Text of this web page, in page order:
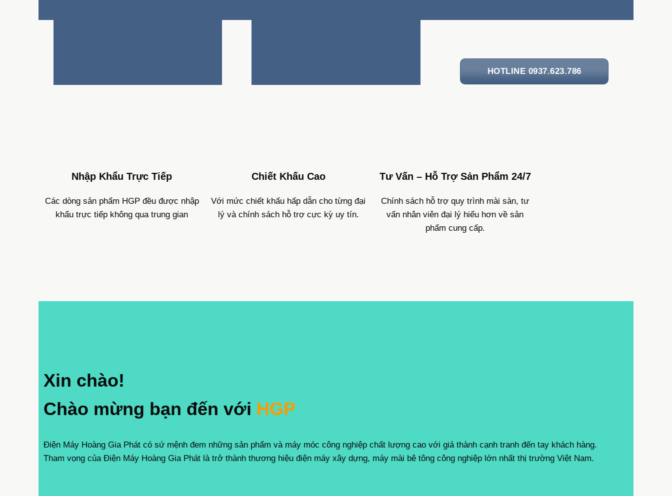
HOTLINE 0937.623.786
Nhập Khẩu Trực Tiếp
Các dòng sản phẩm HGP đều được nhập
khẩu trực tiếp không qua trung gian
Chiết Khấu Cao
Với mức chiết khấu hấp dẫn cho từng đại
lý và chính sách hỗ trợ cực kỳ uy tín.
Tư Vấn – Hỗ Trợ Sản Phẩm 24/7
Chính sách hỗ trợ quy trình mài sàn, tư
vấn nhân viên đại lý hiểu hơn về sản
phẩm cung cấp.
Xin chào!
Chào mừng bạn đến với HGP
Điện Máy Hoàng Gia Phát có sứ mệnh đem những sản phẩm và máy móc công nghiệp chất lượng cao với giá thành cạnh tranh đến tay khách hàng.
Tham vọng của Điện Máy Hoàng Gia Phát là trở thành thương hiệu điện máy xây dựng, máy mài bê tông công nghiệp lớn nhất thị trường Việt Nam.